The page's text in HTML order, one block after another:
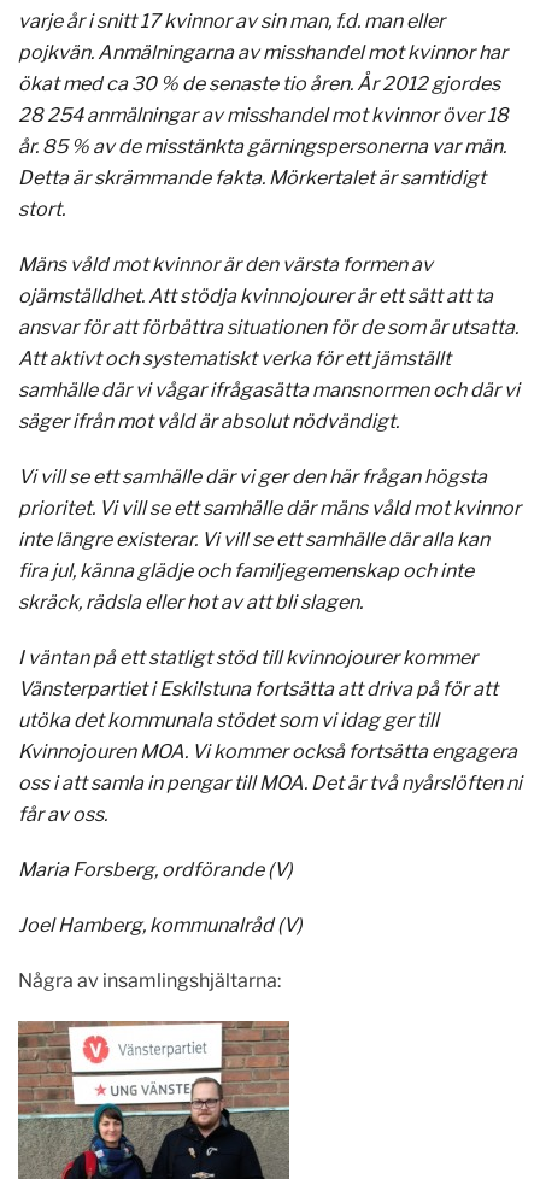
varje år i snitt 17 kvinnor av sin man, f.d. man eller
pojkvän. Anmälningarna av misshandel mot kvinnor har
ökat med ca 30 % de senaste tio åren. År 2012 gjordes
28 254 anmälningar av misshandel mot kvinnor över 18
år. 85 % av de misstänkta gärningspersonerna var män.
Detta är skrämmande fakta. Mörkertalet är samtidigt
stort.
Mäns våld mot kvinnor är den värsta formen av
ojämställdhet. Att stödja kvinnojourer är ett sätt att ta
ansvar för att förbättra situationen för de som är utsatta.
Att aktivt och systematiskt verka för ett jämställt
samhälle där vi vågar ifrågasätta mansnormen och där vi
säger ifrån mot våld är absolut nödvändigt.
Vi vill se ett samhälle där vi ger den här frågan högsta
prioritet. Vi vill se ett samhälle där mäns våld mot kvinnor
inte längre existerar. Vi vill se ett samhälle där alla kan
fira jul, känna glädje och familjegemenskap och inte
skräck, rädsla eller hot av att bli slagen.
I väntan på ett statligt stöd till kvinnojourer kommer
Vänsterpartiet i Eskilstuna fortsätta att driva på för att
utöka det kommunala stödet som vi idag ger till
Kvinnojouren MOA. Vi kommer också fortsätta engagera
oss i att samla in pengar till MOA. Det är två nyårslöften ni
får av oss.
Maria Forsberg, ordförande (V)
Joel Hamberg, kommunalråd (V)
Några av insamlingshjältarna: